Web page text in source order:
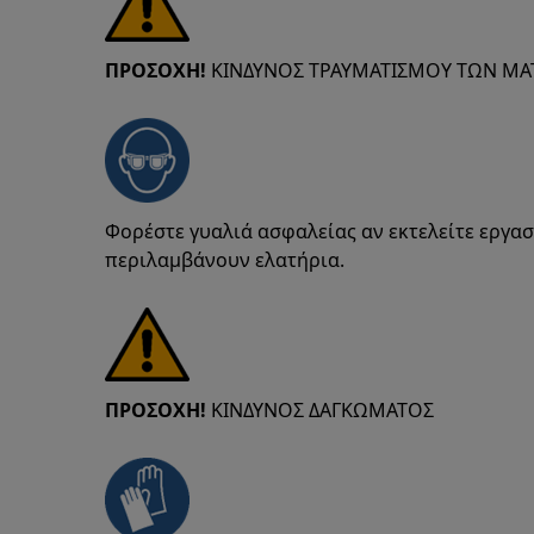
ΠΡΟΣΟΧΗ! ΚΙΝΔΥΝΟΣ ΤΡΑΥΜΑΤΙΣΜΟΥ ΤΩΝ
Φορέστε γυαλιά ασφαλείας αν εκτελείτε
περιλαμβάνουν ελατήρια.
ΠΡΟΣΟΧΗ! ΚΙΝΔΥΝΟΣ ΔΑΓΚΩΜΑΤΟΣ